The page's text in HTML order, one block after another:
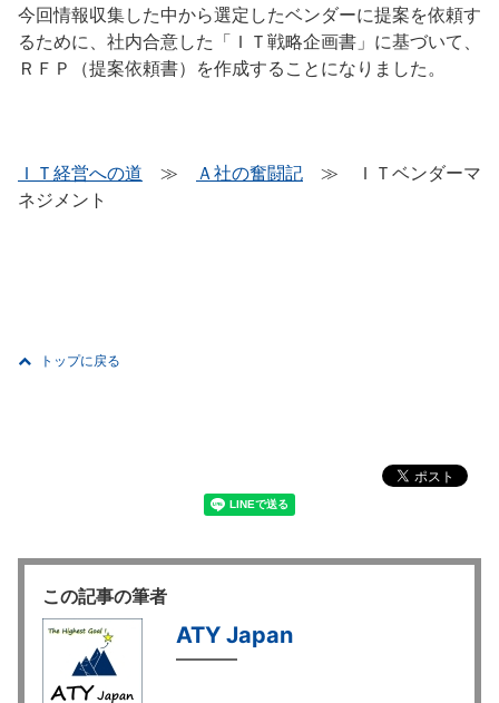
今回情報収集した中から選定したベンダーに提案を依頼す
るために、社内合意した「ＩＴ戦略企画書」に基づいて、
ＲＦＰ（提案依頼書）を作成することになりました。
ＩＴ経営への道 ≫ Ａ社の奮闘記 ≫ ＩＴベンダーマ
ネジメント
トップに戻る
この記事の筆者
ATY Japan